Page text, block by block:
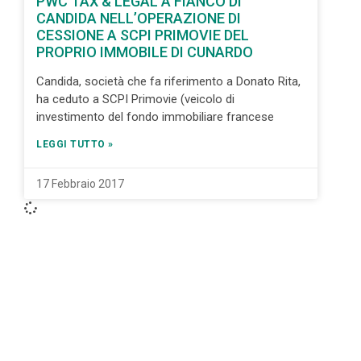
CANDIDA NELL’OPERAZIONE DI
CESSIONE A SCPI PRIMOVIE DEL
PROPRIO IMMOBILE DI CUNARDO
Candida, società che fa riferimento a Donato Rita,
ha ceduto a SCPI Primovie (veicolo di
investimento del fondo immobiliare francese
LEGGI TUTTO »
17 Febbraio 2017